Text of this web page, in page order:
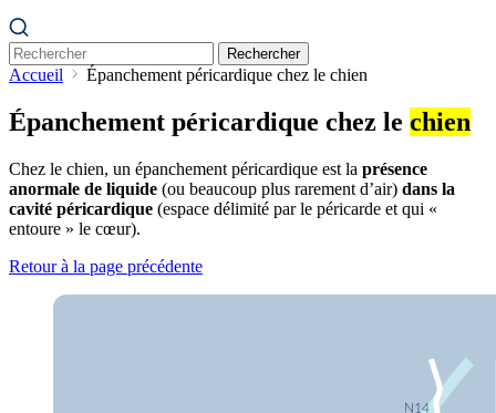
Rechercher
Accueil Épanchement péricardique chez le chien
Épanchement péricardique chez le chien
Chez le chien, un épanchement péricardique est la présence
anormale de liquide (ou beaucoup plus rarement d’air) dans la
cavité péricardique (espace délimité par le péricarde et qui «
entoure » le cœur).
Retour à la page précédente